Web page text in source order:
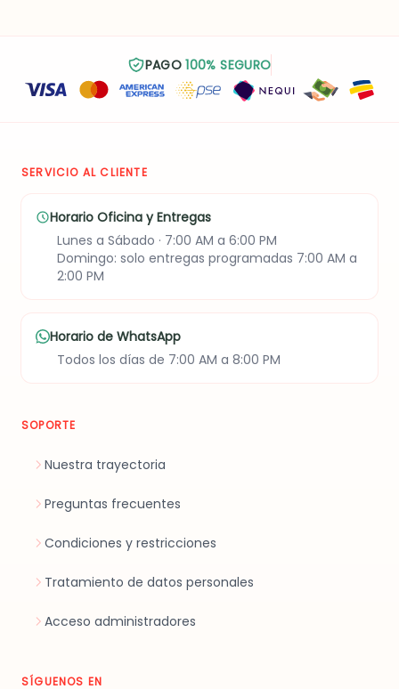
PAGO100% SEGURO
SERVICIO AL CLIENTE
Horario Oficina y Entregas
Lunes a Sábado · 7:00 AM a 6:00 PM
Domingo: solo entregas programadas 7:00 AM a
2:00 PM
Horario de WhatsApp
Todos los días de 7:00 AM a 8:00 PM
SOPORTE
Nuestra trayectoria
Preguntas frecuentes
Condiciones y restricciones
Tratamiento de datos personales
Acceso administradores
SÍGUENOS EN